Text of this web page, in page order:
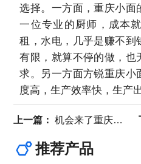
选择。一方面，重庆小面
一位专业的厨师，成本
租，水电，几乎是赚不到
有限，就算不停的做，也
求。另一方面方锐重庆小
度高，生产效率快，生产
上一篇： 机会来了重庆小面机让您没有技术也能创业
推荐产品